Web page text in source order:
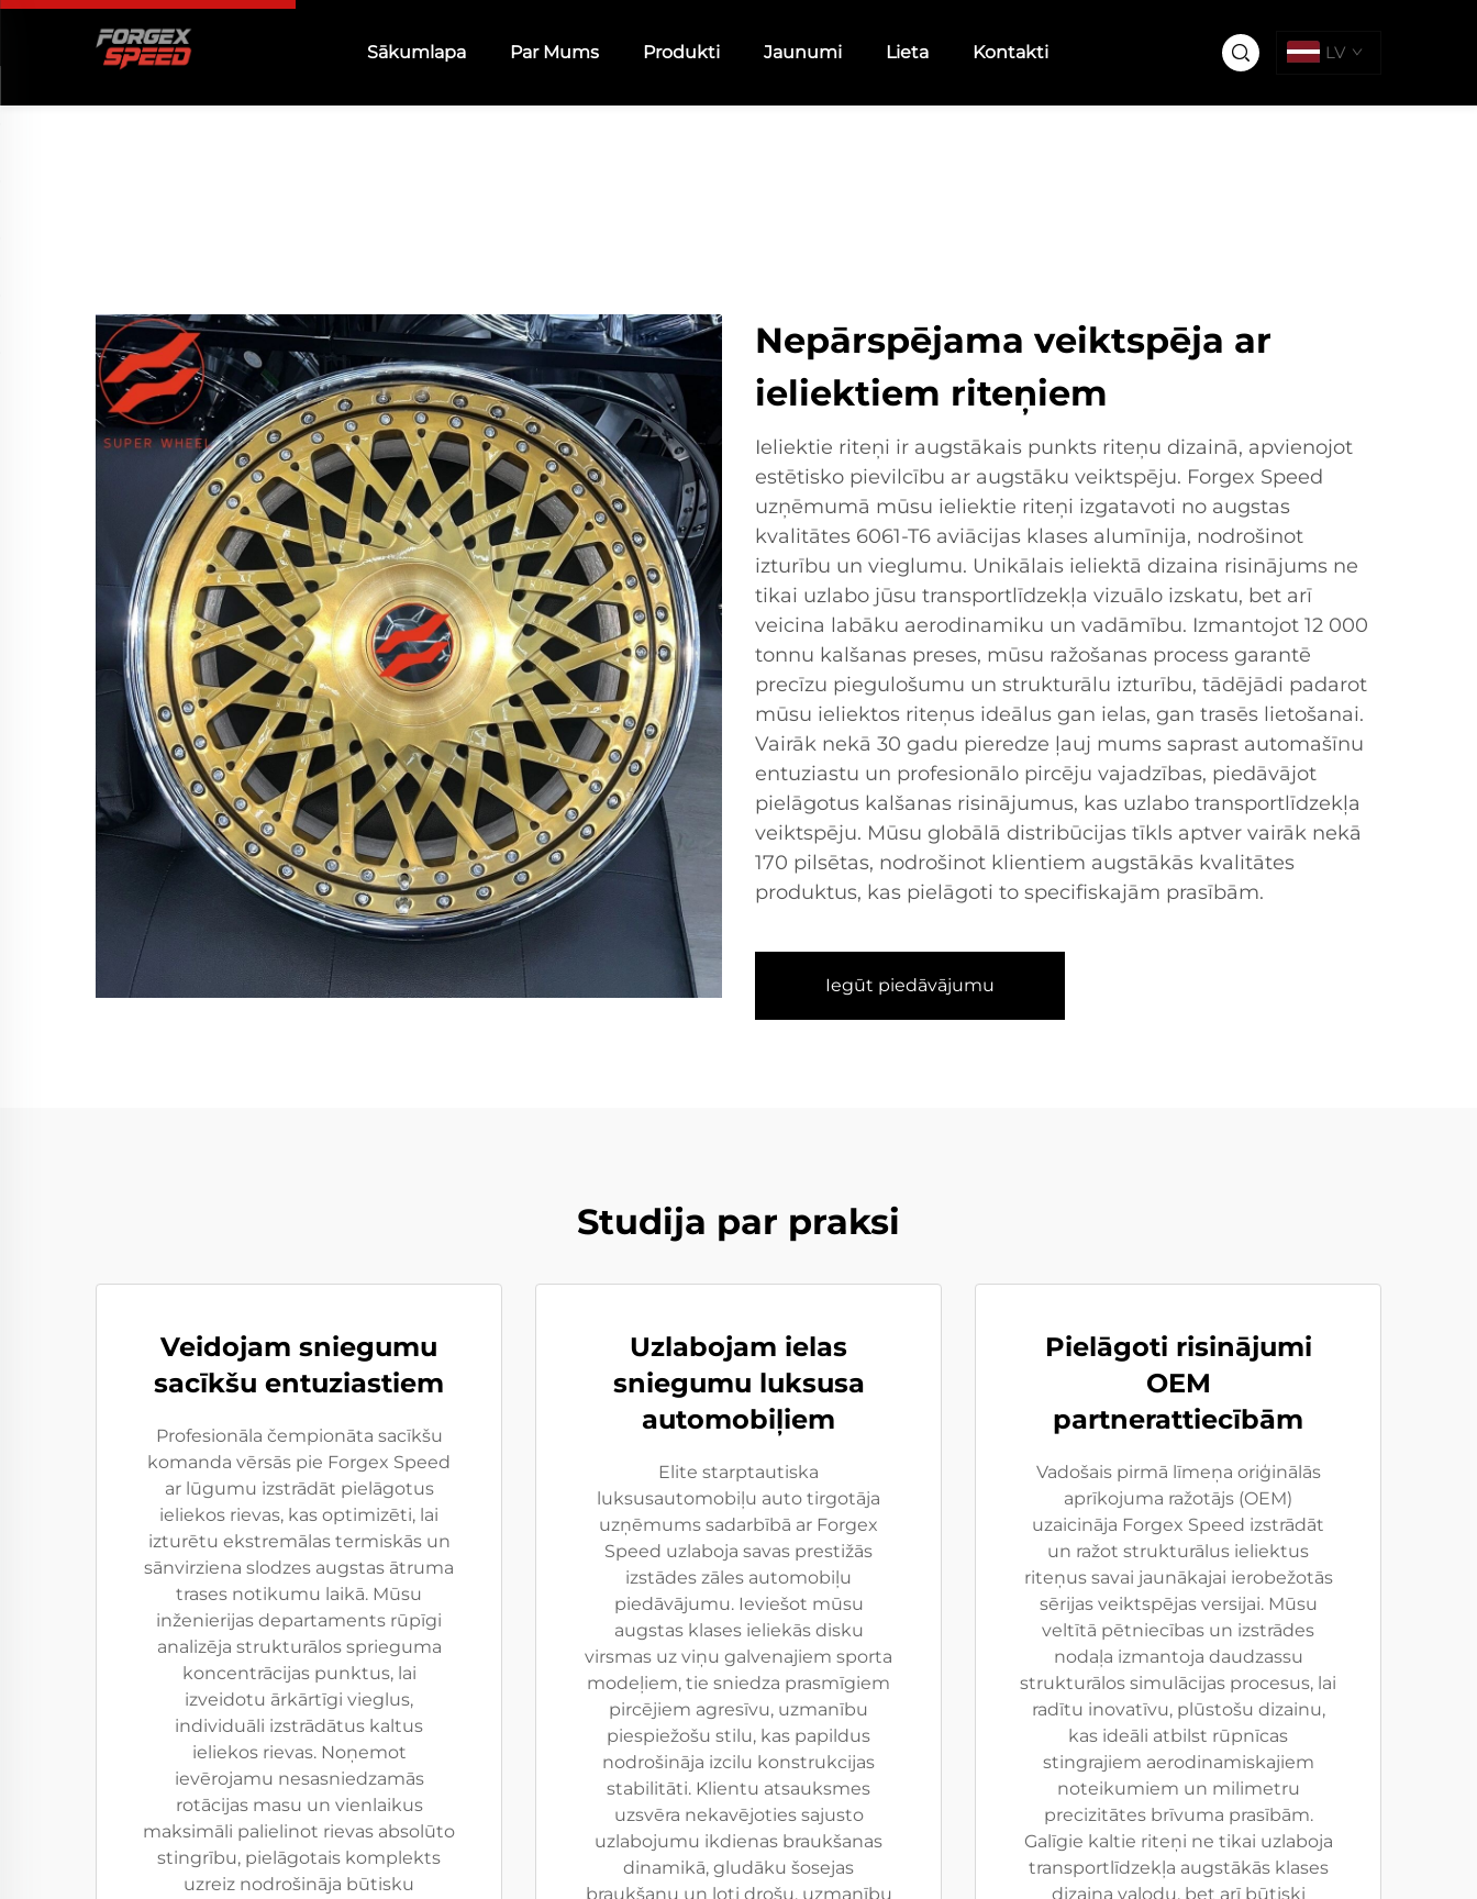
Sākumlapa Par Mums Produkti Jaunumi Lieta Kontakti LV
Nepārspējama veiktspēja ar
ieliektiem riteņiem
Ieliektie riteņi ir augstākais punkts riteņu dizainā, apvienojot
estētisko pievilcību ar augstāku veiktspēju. Forgex Speed
uzņēmumā mūsu ieliektie riteņi izgatavoti no augstas
kvalitātes 6061-T6 aviācijas klases alumīnija, nodrošinot
izturību un vieglumu. Unikālais ieliektā dizaina risinājums ne
tikai uzlabo jūsu transportlīdzekļa vizuālo izskatu, bet arī
veicina labāku aerodinamiku un vadāmību. Izmantojot 12 000
tonnu kalšanas preses, mūsu ražošanas process garantē
precīzu piegulošumu un strukturālu izturību, tādējādi padarot
mūsu ieliektos riteņus ideālus gan ielas, gan trasēs lietošanai.
Vairāk nekā 30 gadu pieredze ļauj mums saprast automašīnu
entuziastu un profesionālo pircēju vajadzības, piedāvājot
pielāgotus kalšanas risinājumus, kas uzlabo transportlīdzekļa
veiktspēju. Mūsu globālā distribūcijas tīkls aptver vairāk nekā
170 pilsētas, nodrošinot klientiem augstākās kvalitātes
produktus, kas pielāgoti to specifiskajām prasībām.
Iegūt piedāvājumu
Studija par praksi
Veidojam sniegumu
sacīkšu entuziastiem
Profesionāla čempionāta sacīkšu
komanda vērsās pie Forgex Speed
ar lūgumu izstrādāt pielāgotus
ieliekos rievas, kas optimizēti, lai
izturētu ekstremālas termiskās un
sānvirziena slodzes augstas ātruma
trases notikumu laikā. Mūsu
inženierijas departaments rūpīgi
analizēja strukturālos sprieguma
koncentrācijas punktus, lai
izveidotu ārkārtīgi vieglus,
individuāli izstrādātus kaltus
ieliekos rievas. Noņemot
ievērojamu nesasniedzamās
rotācijas masu un vienlaikus
maksimāli palielinot rievas absolūto
stingrību, pielāgotais komplekts
uzreiz nodrošināja būtisku
Uzlabojam ielas
sniegumu luksusa
automobiļiem
Elite starptautiska
luksusautomobiļu auto tirgotāja
uzņēmums sadarbībā ar Forgex
Speed uzlaboja savas prestižās
izstādes zāles automobiļu
piedāvājumu. Ieviešot mūsu
augstas klases ieliekās disku
virsmas uz viņu galvenajiem sporta
modeļiem, tie sniedza prasmīgiem
pircējiem agresīvu, uzmanību
piespiežošu stilu, kas papildus
nodrošināja izcilu konstrukcijas
stabilitāti. Klientu atsauksmes
uzsvēra nekavējoties sajusto
uzlabojumu ikdienas braukšanas
dinamikā, gludāku šosejas
braukšanu un ļoti drošu, uzmanību
Pielāgoti risinājumi
OEM
partnerattiecībām
Vadošais pirmā līmeņa oriģinālās
aprīkojuma ražotājs (OEM)
uzaicināja Forgex Speed izstrādāt
un ražot strukturālus ieliektus
riteņus savai jaunākajai ierobežotās
sērijas veiktspējas versijai. Mūsu
veltītā pētniecības un izstrādes
nodaļa izmantoja daudzassu
strukturālos simulācijas procesus, lai
radītu inovatīvu, plūstošu dizainu,
kas ideāli atbilst rūpnīcas
stingrajiem aerodinamiskajiem
noteikumiem un milimetru
precizitātes brīvuma prasībām.
Galīgie kaltie riteņi ne tikai uzlaboja
transportlīdzekļa augstākās klases
dizaina valodu, bet arī būtiski